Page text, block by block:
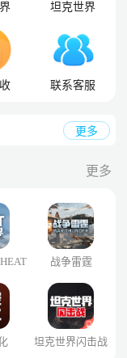
坦克世界
联系客服
更多
更多
战争雷霆
坦克世界闪击战